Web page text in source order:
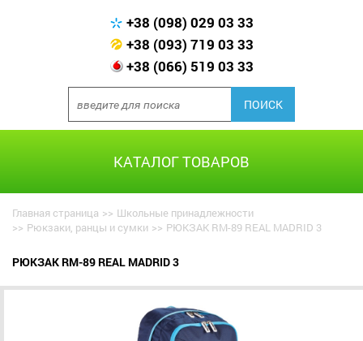
+38 (098) 029 03 33
+38 (093) 719 03 33
+38 (066) 519 03 33
КАТАЛОГ ТОВАРОВ
Главная страница >> Школьные принадлежности
>> Рюкзаки, ранцы и сумки >> РЮКЗАК RM-89 REAL MADRID 3
РЮКЗАК RM-89 REAL MADRID 3